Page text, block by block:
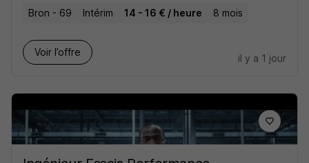
Bron - 69 Intérim 14 - 16 € / heure 8 mois
Voir l’offre
il y a 1 jour